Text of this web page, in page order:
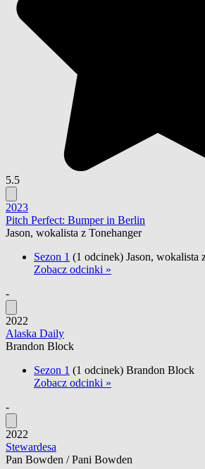
5.5
2023
Pitch Perfect: Bumper in Berlin
Jason, wokalista z Tonehanger
Sezon 1 (1 odcinek) Jason, wokalista
Zobacz odcinki »
-
2022
Alaska Daily
Brandon Block
Sezon 1 (1 odcinek) Brandon Block
Zobacz odcinki »
-
2022
Stewardesa
Pan Bowden / Pani Bowden